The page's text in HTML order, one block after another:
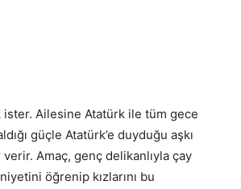
ister. Ailesine Atatürk ile tüm gece
güçle Atatürk’e duyduğu aşkı
Amaç, genç delikanlıyla çay
öğrenip kızlarını bu